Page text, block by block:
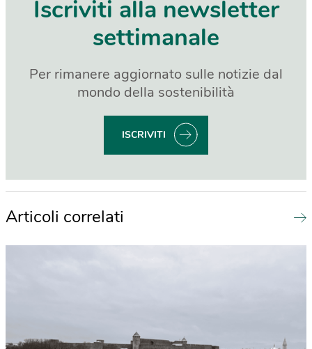
Iscriviti alla newsletter
settimanale
Per rimanere aggiornato sulle notizie dal
mondo della sostenibilità
ISCRIVITI
Articoli correlati